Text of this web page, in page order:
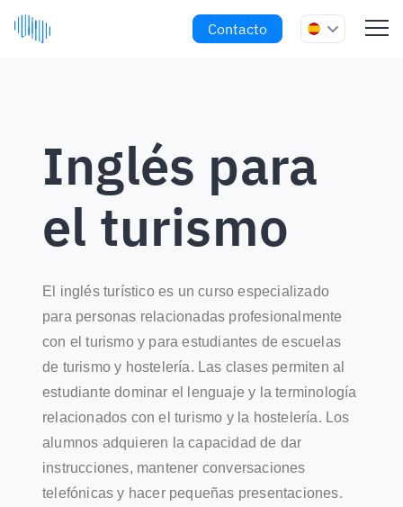
Contacto
Inglés para
el turismo
El inglés turístico es un curso especializado
para personas relacionadas profesionalmente
con el turismo y para estudiantes de escuelas
de turismo y hostelería. Las clases permiten al
estudiante dominar el lenguaje y la terminología
relacionados con el turismo y la hostelería. Los
alumnos adquieren la capacidad de dar
instrucciones, mantener conversaciones
telefónicas y hacer pequeñas presentaciones.